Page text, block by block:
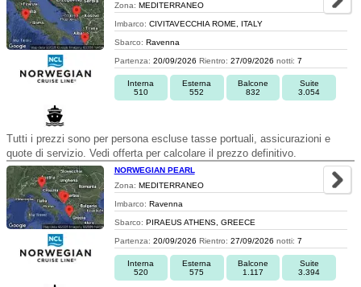
Zona: MEDITERRANEO
Imbarco: CIVITAVECCHIA ROME, ITALY
Sbarco: Ravenna
Partenza: 20/09/2026 Rientro: 27/09/2026 notti: 7
Interna
510
Esterna
552
Balcone
832
Suite
3.054
Tutti i prezzi sono per persona escluse tasse portuali, assicurazioni e
quote di servizio. Vedi offerta per calcolare il prezzo definitivo.
NORWEGIAN PEARL
Zona: MEDITERRANEO
Imbarco: Ravenna
Sbarco: PIRAEUS ATHENS, GREECE
Partenza: 20/09/2026 Rientro: 27/09/2026 notti: 7
Interna
520
Esterna
575
Balcone
1.117
Suite
3.394